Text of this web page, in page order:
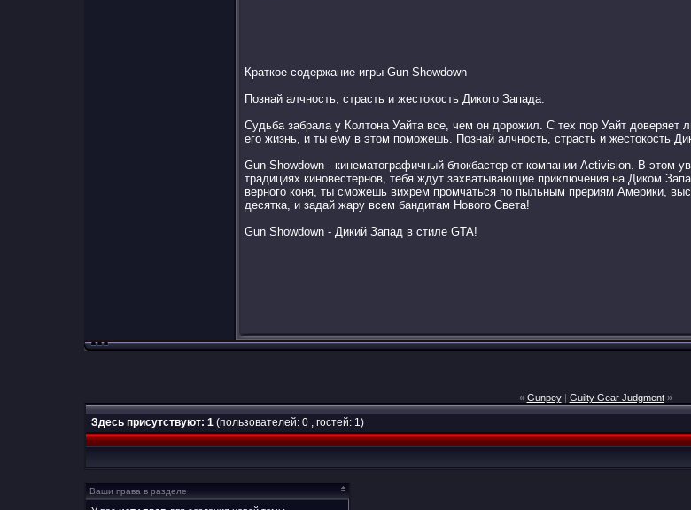
Краткое содержание игры Gun Showdown
Познай алчность, страсть и жестокость Дикого Запада.
Судьба забрала у Колтона Уайта все, чем он дорожил. С тех пор Уайт
его жизнь, и ты ему в этом поможешь. Познай алчность, страсть и жестокость
Gun Showdown - кинематографичный блокбастер от компании Activision. В
традициях киновестернов, тебя ждут захватывающие приключения на Диком
верного коня, ты сможешь вихрем промчаться по пыльным прериям Америки,
десятка, и задай жару всем бандитам Нового Света!
Gun Showdown - Дикий Запад в стиле GTA!
« Gunpey| Guilty Gear Judgment »
Здесь присутствуют: 1 (пользователей: 0 , гостей: 1)
Ваши права в разделе